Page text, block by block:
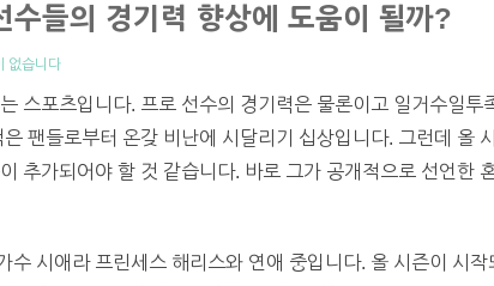
수들의 경기력 향상에 도움이 될까?
없습니다
스포츠입니다. 프로 선수의 경기력은 물론이고 일거수일투
팬들로부터 온갖 비난에 시달리기 십상입니다. 그런데 올
추가되어야 할 것 같습니다. 바로 그가 공개적으로 선언한
수 시애라 프린세스 해리스와 연애 중입니다. 올 시즌이 시